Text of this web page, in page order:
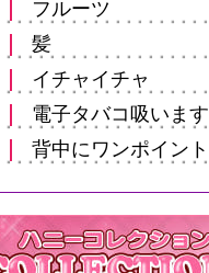
フルーツ
髪
イチャイチャ
電子タバコ吸います
背中にワンポイント